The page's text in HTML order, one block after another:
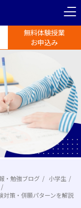
無料体験授業
お申込み
・勉強ブログ
小学生
対策・併願パターンを解説